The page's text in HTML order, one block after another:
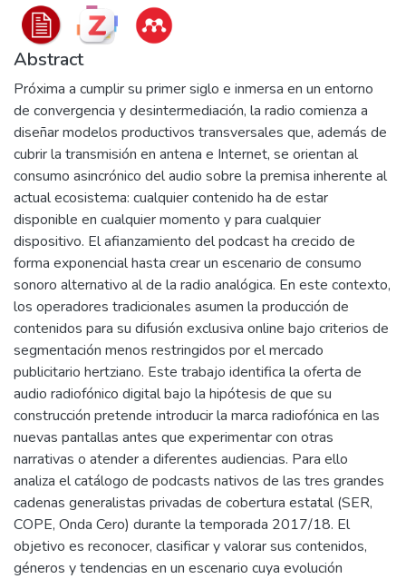
Abstract
Próxima a cumplir su primer siglo e inmersa en un entorno
de convergencia y desintermediación, la radio comienza a
diseñar modelos productivos transversales que, además de
cubrir la transmisión en antena e Internet, se orientan al
consumo asincrónico del audio sobre la premisa inherente al
actual ecosistema: cualquier contenido ha de estar
disponible en cualquier momento y para cualquier
dispositivo. El afianzamiento del podcast ha crecido de
forma exponencial hasta crear un escenario de consumo
sonoro alternativo al de la radio analógica. En este contexto,
los operadores tradicionales asumen la producción de
contenidos para su difusión exclusiva online bajo criterios de
segmentación menos restringidos por el mercado
publicitario hertziano. Este trabajo identifica la oferta de
audio radiofónico digital bajo la hipótesis de que su
construcción pretende introducir la marca radiofónica en las
nuevas pantallas antes que experimentar con otras
narrativas o atender a diferentes audiencias. Para ello
analiza el catálogo de podcasts nativos de las tres grandes
cadenas generalistas privadas de cobertura estatal (SER,
COPE, Onda Cero) durante la temporada 2017/18. El
objetivo es reconocer, clasificar y valorar sus contenidos,
géneros y tendencias en un escenario cuya evolución